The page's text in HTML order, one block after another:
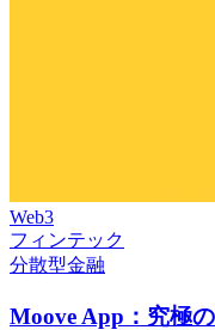
Web3
フィンテック
分散型金融
Moove App：究極